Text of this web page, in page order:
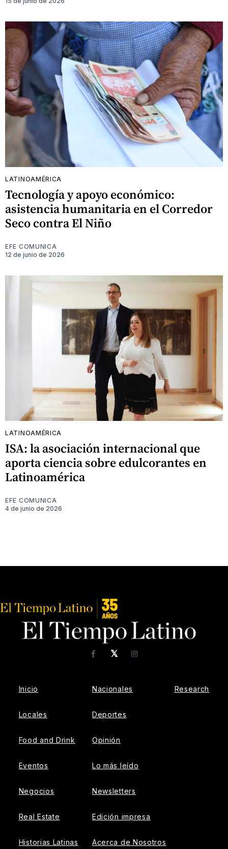
LATINOAMÉRICA
Tecnología y apoyo económico:
asistencia humanitaria en el Corredor
Seco contra El Niño
EFE COMUNICA
12 de junio de 2026
LATINOAMÉRICA
ISA: la asociación internacional que
aporta ciencia sobre edulcorantes en
Latinoamérica
EFE COMUNICA
4 de junio de 2026
𝕏
FacebookInstagram
Inicio
Locales
Food and Drink
Eventos
Negocios
Real Estate
Historias Latinas
Nacionales
Deportes
Opinión
Lo más leído
Newsletters
Edición impresa
Acerca de Nosotros
Research